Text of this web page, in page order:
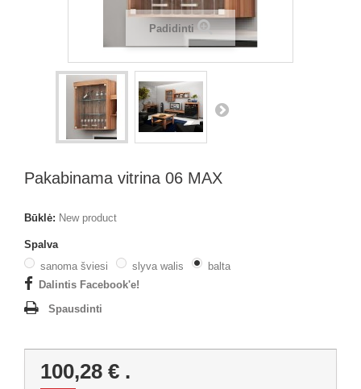
Padidinti
Pakabinama vitrina 06 MAX
Būklė: New product
Spalva
sanoma šviesi
slyva walis
balta
Dalintis Facebook'e!
Spausdinti
100,28 € .